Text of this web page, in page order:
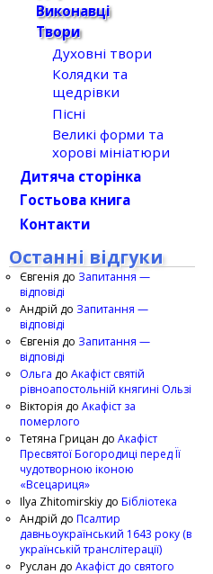
Виконавці
Твори
Духовні твори
Колядки та
щедрівки
Пісні
Великі форми та
хорові мініатюри
Дитяча сторінка
Гостьова книга
Контакти
Останні відгуки
Євгенія до Запитання —
відповіді
Андрій до Запитання —
відповіді
Євгенія до Запитання —
відповіді
Ольга до Акафіст святій
рівноапостольній княгині Ользі
Вікторія до Акафіст за
померлого
Тетяна Грицан до Акафіст
Пресвятої Богородиці перед Її
чудотворною іконою
«Всецариця»
Ilya Zhitomirskiy до Бібліотека
Андрій до Псалтир
давньоукраїнський 1643 року (в
українській транслітерації)
Руслан до Акафіст до святого